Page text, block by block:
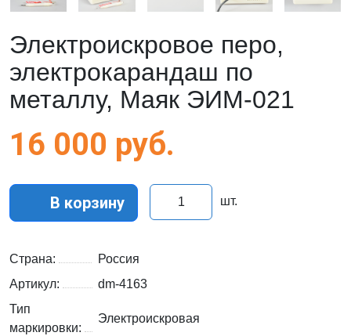
Электроискровое перо,
электрокарандаш по
металлу, Маяк ЭИМ-021
16 000 руб.
В корзину шт.
Страна:
Россия
Артикул:
dm-4163
Тип
маркировки:
Электроискровая